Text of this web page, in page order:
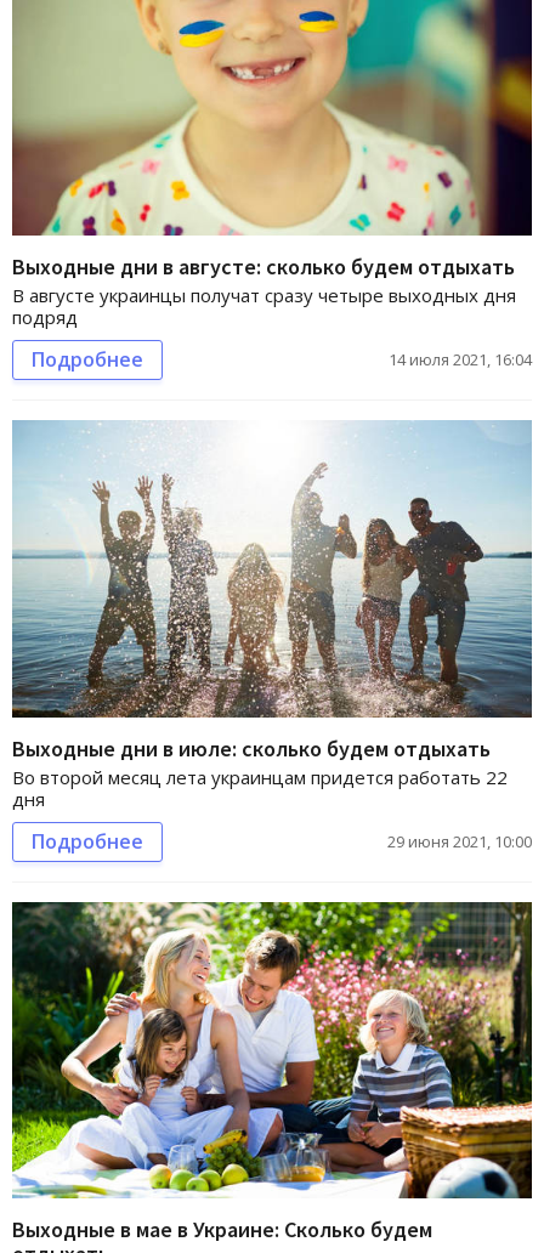
Выходные дни в августе: сколько будем отдыхать
В августе украинцы получат сразу четыре выходных дня
подряд
Подробнее 14 июля 2021, 16:04
Выходные дни в июле: сколько будем отдыхать
Во второй месяц лета украинцам придется работать 22
дня
Подробнее 29 июня 2021, 10:00
Выходные в мае в Украине: Сколько будем